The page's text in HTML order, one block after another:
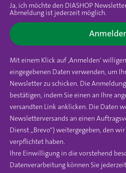
Ja, ich möchte den DIASHOP
Abmeldung ist jederzeit möglich.
Mit einem Klick auf ‚Anmelden‘
eingegebenen Daten verwenden, um
Newsletter zu schicken. Die
bestätigen, indem Sie einen an Ihre
versandten Link anklicken. Die Daten
Newsletterversands an einen
Dienst „Brevo“) weitergegeben, den
verpflichtet haben.
Ihre Einwilligung in die vorstehend
Datenverarbeitung können Sie